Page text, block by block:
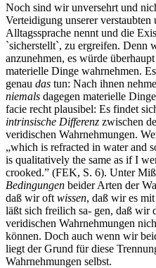
Noch sind wir unversehrt und
Verteidigung unserer
Alltagssprache nennt und die
`sicherstellt`, zu ergreifen. Denn
anzunehmen, es würde
materielle Dinge wahrnehmen.
genau das tun: Nach ihnen
niemals dagegen materielle
facie recht plausibel: Es findet
intrinsische Differenz zwischen
veridischen Wahrnehmungen.
„which is refracted in water and
is qualitatively the same as if I
crooked.” (FEK, S. 6). Unter
Bedingungen beider Arten der
daß wir oft wissen, daß wir es
läßt sich freilich sa- gen, daß wir
veridischen Wahrnehmungen
können. Doch auch wenn wir
liegt der Grund für diese
Wahrnehmungen selbst.